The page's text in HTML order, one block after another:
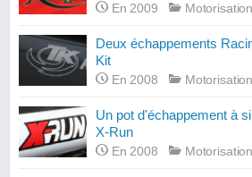
En 2009 Motorisation
Deux échappements
Kit
En 2008 Motorisation
Un pot d'échappement à
X-Run
En 2008 Motorisation